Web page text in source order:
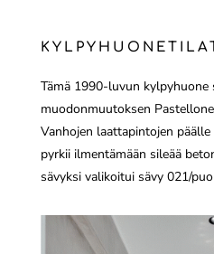
Tämä 1990-luvun kylpyhuone
muodonmuutoksen
Vanhojen laattapintojen
pyrkii ilmentämään sileää
sävyksi valikoitui sävy 021/